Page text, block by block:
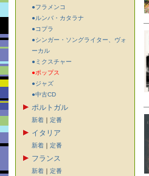
●フラメンコ
●ルンバ・カタラナ
●コプラ
●シンガー・ソングライター、ヴォ
ーカル
●ミクスチャー
●ポップス
●ジャズ
●中古CD
ポルトガル
新着 ｜ 定番
イタリア
新着 ｜ 定番
フランス
新着 ｜ 定番